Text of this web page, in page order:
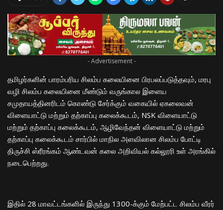
- Advertisement -
தமிழர்களின் பாரம்பரிய சிலம்ப கலையினை பிரபலப்படுத்தவும், மரபு
வழி சிலம்ப கலையினை மீண்டும் வருங்கால இளைய
சமுதாயத்தினரிடம் கொண்டு சேர்க்கும் வகையில் ஏகலைவன்
விளையாட்டு மற்றும் தற்காப்பு கலைக்கூடம், NSK விளையாட்டு
மற்றும் தற்காப்பு கலைக்கூடம், ஆழிவேந்தன் விளையாட்டு மற்றும்
தற்காப்பு கலைக்கூடம் சார்பில் மாநில அளவிலான சிலம்ப போட்டி
திருச்சி ஸ்ரீரங்கம் ஆண்டவன் கலை அறிவியல் கல்லூரி உள் அரங்கில்
நடைபெற்றது.
இதில் 28 மாவட்டங்களில் இருந்து 1300-க்கும் மேற்பட்ட சிலம்ப வீரர்